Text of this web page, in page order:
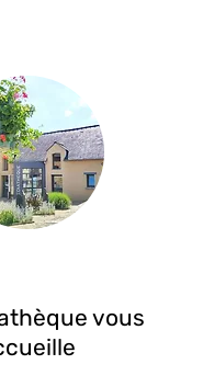
vous